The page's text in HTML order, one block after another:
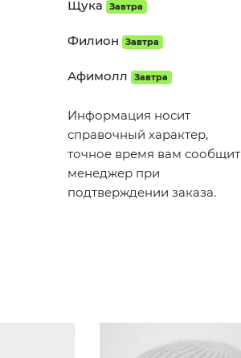
Щука Завтра
Филион Завтра
Афимолл Завтра
Информация носит
справочный характер,
точное время вам сообщит
менеджер при
подтверждении заказа.